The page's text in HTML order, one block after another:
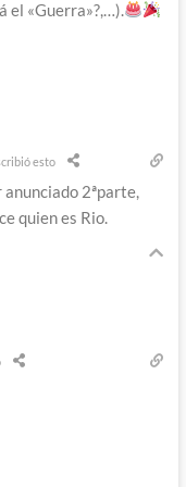
el «Guerra»?,…).
esto
2ªparte,
quien es Rio.